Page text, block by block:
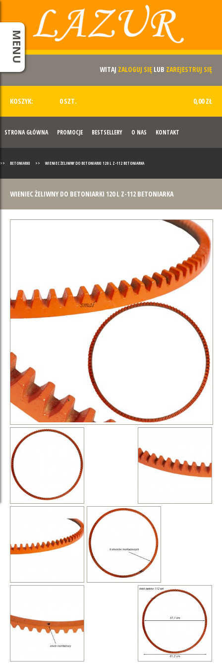
WITAJ ZALOGUJ SIĘ LUB ZAREJESTRUJ SIĘ
KOSZYK: 0 SZT. 0,00 ZŁ
STRONA GŁÓWNA PROMOCJE BESTSELLERY O NAS KONTAKT
MENU
>> BETONIARKI >> WIENIEC ŻELIWNY DO BETONIARKI 120 L Z-112 BETONIARKA
WIENIEC ŻELIWNY DO BETONIARKI 120 L Z-112 BETONIARKA